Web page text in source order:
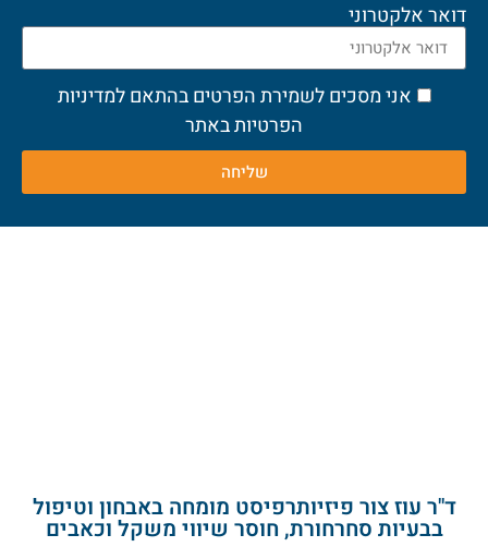
דואר אלקטרוני
אני מסכים לשמירת הפרטים בהתאם למדיניות
הפרטיות באתר
שליחה
ד"ר עוז צור פיזיותרפיסט מומחה באבחון וטיפול
בבעיות סחרחורת, חוסר שיווי משקל וכאבים